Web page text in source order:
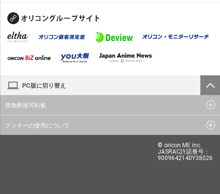
PC版に切り替え
禁無断複写転載
クッキーの使用について
© oricon ME inc.
JASRAC許諾番号：
9009642140Y38026